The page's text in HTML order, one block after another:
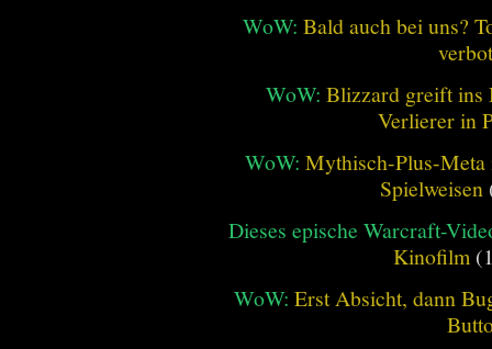
WoW: Bald auch bei uns?
WoW: Blizzard greift ins
Verlierer in
WoW: Mythisch-Plus-Meta
Spielweisen
Dieses epische Warcraft-
Kinofilm
WoW: Erst Absicht, dann